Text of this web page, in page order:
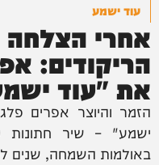
עוד ישמע
אחרי הצלחה
הריקודים:
את "עוד
הזמר והיוצר אפרים
ישמע" – שיר
באולמות השמחה, שנים